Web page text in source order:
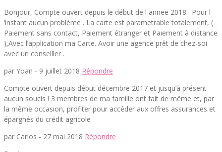
Bonjour, Compte ouvert depuis le début de l annee 2018 . Pour l
‘instant aucun problème . La carte est parametrable totalement, (
Paiement sans contact, Paiement étranger et Paiement à distance
),Avec l’application ma Carte. Avoir une agence prêt de chez-soi
avec un conseiller .
par Yoan - 9 juillet 2018 Répondre
Compte ouvert depuis début décembre 2017 et jusqu’à présent
aucun soucis ! 3 membres de ma famille ont fait de même et, par
la même occasion, profiter pour accéder aux offres assurances et
épargnés du crédit agricole
par Carlos - 27 mai 2018 Répondre